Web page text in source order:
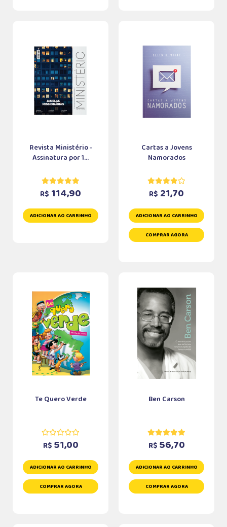
Revista Ministério -
Assinatura por 1...
R$ 114,90
ADICIONAR AO CARRINHO
Cartas a Jovens
Namorados
R$ 21,70
ADICIONAR AO CARRINHO
COMPRAR AGORA
Te Quero Verde
R$ 51,00
ADICIONAR AO CARRINHO
COMPRAR AGORA
Ben Carson
R$ 56,70
ADICIONAR AO CARRINHO
COMPRAR AGORA